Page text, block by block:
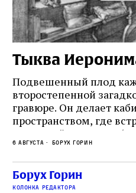
Тыква
Подвешенный плод
второстепенной
гравюре. Он делает
пространством, где
греческий и латынь;
церковная традиция;
точность и
убеждённый в
читатель,
6 августа Борух Горин
Борух Горин
колонка редактора